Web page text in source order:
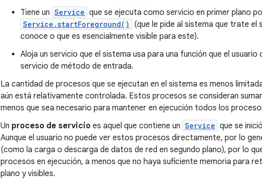
Tiene un Service que se ejecuta como servicio en primer plano
Service.startForeground()
(que le pide al sistema que trate el
conoce o que es esencialmente visible para este).
Aloja un servicio que el sistema usa para una función que el
servicio de método de entrada.
La cantidad de procesos que se ejecutan en el sistema es menos
aún está relativamente controlada. Estos procesos se consideran
menos que sea necesario para mantener en ejecución todos los
Un proceso de servicio es aquel que contiene un Service que se
Aunque el usuario no puede ver estos procesos directamente, por lo
(como la carga o descarga de datos de red en segundo plano), por lo
procesos en ejecución, a menos que no haya suficiente memoria para
plano y visibles.